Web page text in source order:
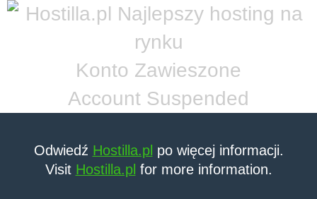
Konto Zawieszone
Account Suspended
Odwiedź Hostilla.pl po więcej informacji.
Visit Hostilla.pl for more information.